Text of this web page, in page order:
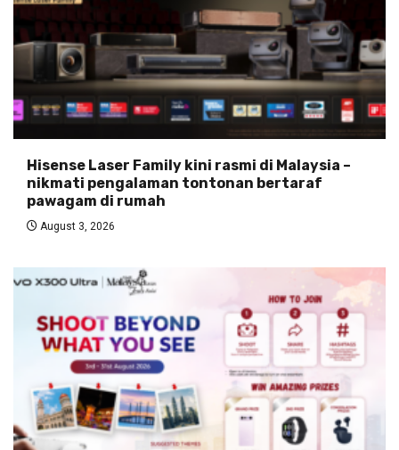
Hisense Laser Family kini rasmi di Malaysia –
nikmati pengalaman tontonan bertaraf
pawagam di rumah
August 3, 2026